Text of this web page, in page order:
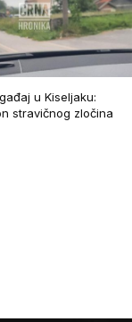
u Kiseljaku:
stravičnog zločina